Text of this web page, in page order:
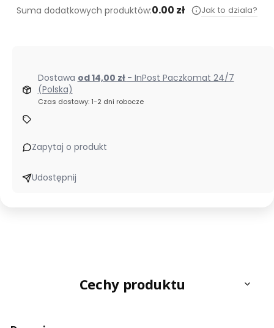
Suma dodatkowych produktów:0.00 zł Jak to dziala?
Dostawa od 14,00 zł - InPost Paczkomat 24/7
(Polska)
Czas dostawy: 1-2 dni robocze
Zapytaj o produkt
Udostępnij
Cechy produktu